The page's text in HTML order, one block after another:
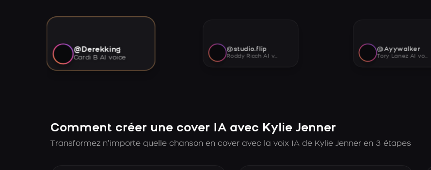
@Derekking
Cardi B AI voice
@studio.flip
Roddy Ricch AI voice
@Ayywalker
Tory Lanez AI voice
Comment créer une cover IA avec Kylie Jenner
Transformez n’importe quelle chanson en cover avec la voix IA de Kylie Jenner en 3 étapes